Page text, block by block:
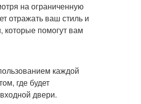
на ограниченную
отражать ваш стиль и
которые помогут вам
каждой
где будет
двери.